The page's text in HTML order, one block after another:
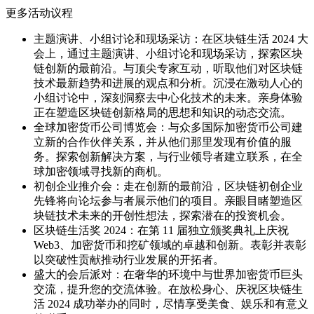
更多活动议程
主题演讲、小组讨论和现场采访：在区块链生活 2024 大
会上，通过主题演讲、小组讨论和现场采访，探索区块
链创新的最前沿。与顶尖专家互动，听取他们对区块链
技术最新趋势和进展的观点和分析。沉浸在激动人心的
小组讨论中，深刻洞察去中心化技术的未来。亲身体验
正在塑造区块链创新格局的思想和知识的动态交流。
全球加密货币公司博览会：与众多国际加密货币公司建
立新的合作伙伴关系，并从他们那里发现有价值的服
务。探索创新解决方案，与行业领导者建立联系，在全
球加密领域寻找新的商机。
初创企业推介会：走在创新的最前沿，区块链初创企业
先锋将向论坛参与者展示他们的项目。亲眼目睹塑造区
块链技术未来的开创性想法，探索潜在的投资机会。
区块链生活奖 2024：在第 11 届独立颁奖典礼上庆祝
Web3、加密货币和挖矿领域的卓越和创新。表彰并表彰
以突破性贡献推动行业发展的开拓者。
盛大的会后派对：在奢华的环境中与世界加密货币巨头
交流，提升您的交流体验。在放松身心、庆祝区块链生
活 2024 成功举办的同时，尽情享受美食、娱乐和有意义